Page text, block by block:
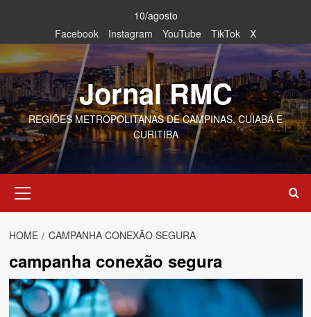
content
10/agosto
Facebook
Instagram YouTube TikTok X
Jornal RMC
REGIÕES METROPOLITANAS DE CAMPINAS, CUIABÁ E
CURITIBA
Menu
HOME CAMPANHA CONEXÃO SEGURA
campanha conexão segura